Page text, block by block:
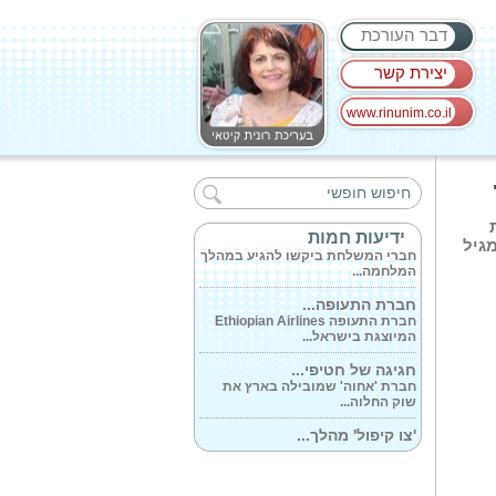
דבר העורכת
יצירת קשר
www.rinunim.co.il
ידיעות חמות
חברי הנבחרת שייצגו את העירייה
הם שי דנינו...
מבצע 'שאגת הארי'...
חברי המשלחת ביקשו להגיע במהלך
המלחמה...
חברת התעופה...
חברת התעופה Ethiopian Airlines
המיוצגת בישראל...
חגיגה של חטיפי...
חברת 'אחוה' שמובילה בארץ את
שוק החלוה...
'צו קיפול' מהלך...
חברת 'סנו' מובילה ומממנת את